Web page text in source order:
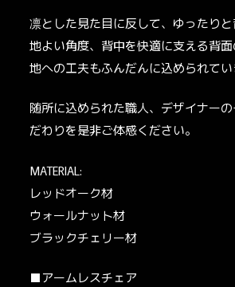
凛とした見た目に反して、ゆったり
地よい角度、背中を快適に支える背
地への工夫もふんだんに込められてい
随所に込められた職人、デザイナー
だわりを是非ご体感ください。
MATERIAL:
レッドオーク材
ウォールナット材
ブラックチェリー材
■アームレスチェア